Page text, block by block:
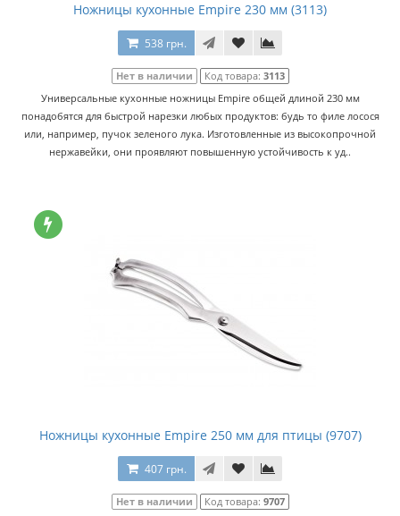
Ножницы кухонные Empire 230 мм (3113)
538 грн.
Нет в наличии Код товара: 3113
Универсальные кухонные ножницы Empire общей длиной 230 мм
понадобятся для быстрой нарезки любых продуктов: будь то филе лосося
или, например, пучок зеленого лука. Изготовленные из высокопрочной
нержавейки, они проявляют повышенную устойчивость к уд..
Ножницы кухонные Empire 250 мм для птицы (9707)
407 грн.
Нет в наличии Код товара: 9707